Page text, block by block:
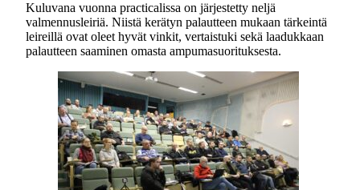
Kuluvana vuonna practicalissa on järjestetty neljä
valmennusleiriä. Niistä kerätyn palautteen mukaan tärkeintä
leireillä ovat oleet hyvät vinkit, vertaistuki sekä laadukkaan
palautteen saaminen omasta ampumasuorituksesta.